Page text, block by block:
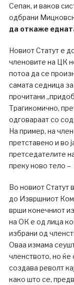
Сепак, и ваков
одбрани
да откаже
Новиот Статут е
членовите на ЦК
потоа да се
самата седница
прочитани
Трагикомично,
одговараат со
На пример, на
претставено и во
претседателите
преку ново тело
Во новиот Статут
до Извршниот
врши конечниот
на ОК е од лица
избрани од
Оваа измама
членството, но
создава револт
како што се,